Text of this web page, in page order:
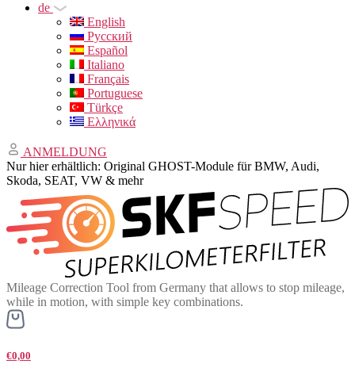
de
English
Русский
Español
Italiano
Français
Portuguese
Türkçe
Ελληνικά
ANMELDUNG
Nur hier erhältlich: Original GHOST-Module für BMW, Audi,
Skoda, SEAT, VW & mehr
Mileage Correction Tool from Germany that allows to stop mileage,
while in motion, with simple key combinations.
€0,00